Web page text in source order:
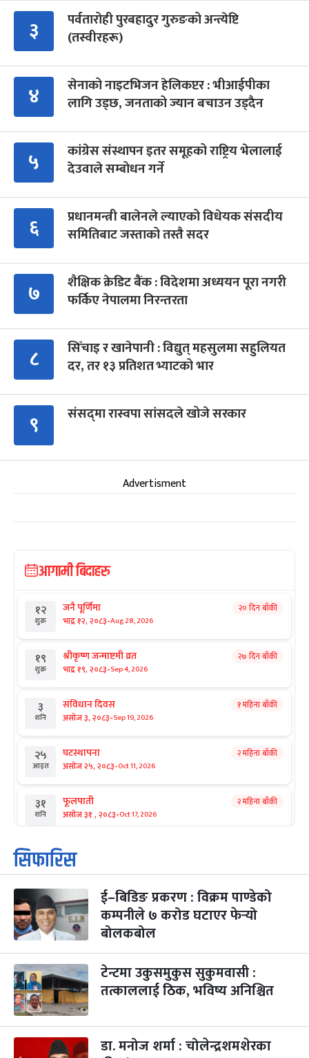
३
पर्वतारोही पुरबहादुर गुरुङको अन्त्येष्टि
(तस्वीरहरू)
४
सेनाको नाइटभिजन हेलिकप्टर : भीआईपीका
लागि उड्छ, जनताको ज्यान बचाउन उड्दैन
५
कांग्रेस संस्थापन इतर समूहको राष्ट्रिय भेलालाई
देउवाले सम्बोधन गर्ने
६
प्रधानमन्त्री बालेनले ल्याएको विधेयक संसदीय
समितिबाट जस्ताको तस्तै सदर
७
शैक्षिक क्रेडिट बैंक : विदेशमा अध्ययन पूरा नगरी
फर्किए नेपालमा निरन्तरता
८
सिँचाइ र खानेपानी : विद्युत् महसुलमा सहुलियत
दर, तर १३ प्रतिशत भ्याटको भार
९ संसद्‍मा रास्वपा सांसदले खोजे सरकार
Advertisment
आगामी बिदाहरु
१२
शुक्र
जनै पूर्णिमा
भाद्र १२, २०८३-Aug 28, 2026
२० दिन बाँकी
१९
शुक्र
श्रीकृष्ण जन्माष्टमी व्रत
भाद्र १९, २०८३-Sep 4, 2026
२७ दिन बाँकी
३
शनि
संविधान दिवस
असोज ३, २०८३-Sep 19, 2026
१ महिना बाँकी
२५
आइत
घटस्थापना
असोज २५, २०८३-Oct 11, 2026
२ महिना बाँकी
३१
शनि
फूलपाती
असोज ३१ , २०८३-Oct 17, 2026
२ महिना बाँकी
१
आइत
कार्तिक सङ्क्रान्ति
कार्तिक १, २०८३
३
मंगल
महानवमी
कार्तिक ३, २०८३-Oct 20, 2026
२ महिना बाँकी
४
५
बिहि
पापा‌ङ्कुशा एकादशी व्रत
कार्तिक ५, २०८३
२ महिना बाँकी
कुकुर तिहार ३ महिना बाँकी
सिफारिस
ई–बिडिङ प्रकरण : विक्रम पाण्डेको
कम्पनीले ७ करोड घटाएर फेर्‍यो
बोलकबोल
टेन्टमा उकुसमुकुस सुकुमवासी :
तत्काललाई ठिक, भविष्य अनिश्चित
डा. मनोज शर्मा : चोलेन्द्रशमशेरका